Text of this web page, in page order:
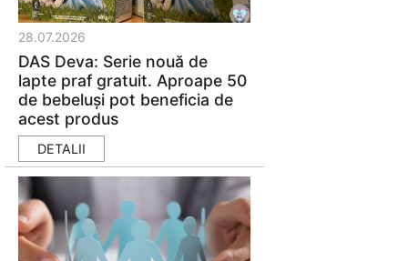
28.07.2026
DAS Deva: Serie nouă de
lapte praf gratuit. Aproape 50
de bebeluși pot beneficia de
acest produs
DETALII